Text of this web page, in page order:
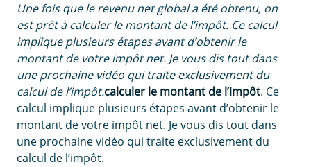
Une fois que le revenu net global a été obtenu, on
est prêt à calculer le montant de l’impôt. Ce calcul
implique plusieurs étapes avant d’obtenir le
montant de votre impôt net. Je vous dis tout dans
une prochaine vidéo qui traite exclusivement du
calcul de l’impôt.calculer le montant de l’impôt. Ce
calcul implique plusieurs étapes avant d’obtenir le
montant de votre impôt net. Je vous dis tout dans
une prochaine vidéo qui traite exclusivement du
calcul de l’impôt.